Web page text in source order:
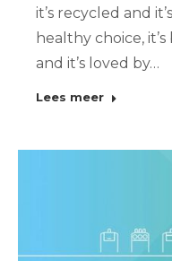
it’s recycled and
healthy choice,
and it’s loved by…
Lees meer